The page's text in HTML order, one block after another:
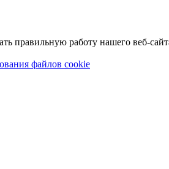
правильную работу нашего веб-
файлов cookie